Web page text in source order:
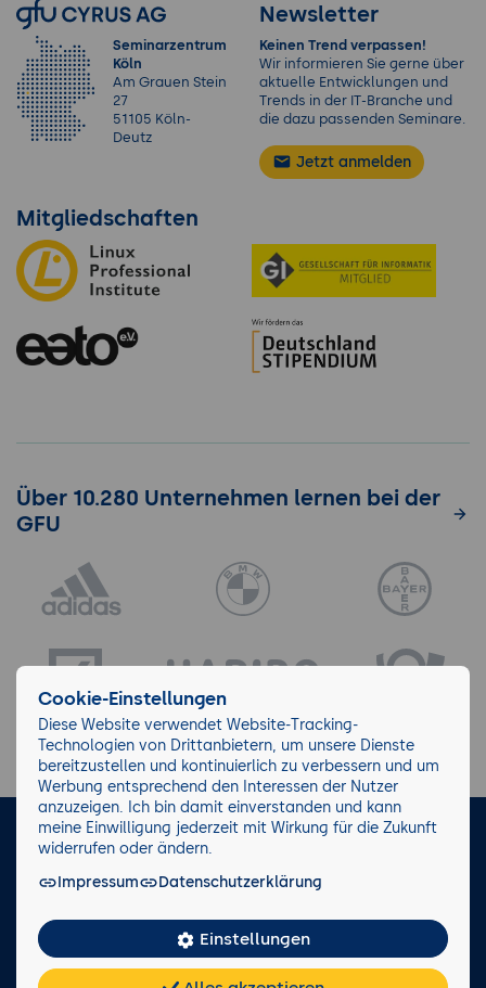
Seminarzentrum
Köln
Am Grauen Stein
27
51105 Köln-
Deutz
Newsletter
Keinen Trend verpassen!
Wir informieren Sie gerne über
aktuelle Entwicklungen und
Trends in der IT-Branche und
die dazu passenden Seminare.
Jetzt anmelden
Mitgliedschaften
Über 10.280 Unternehmen lernen bei der
GFU
LinkedIn Facebook
Facts
Cookie-Einstellungen
Diese Website verwendet Website-Tracking-
Technologien von Drittanbietern, um unsere Dienste
bereitzustellen und kontinuierlich zu verbessern und um
Werbung entsprechend den Interessen der Nutzer
anzuzeigen. Ich bin damit einverstanden und kann
meine Einwilligung jederzeit mit Wirkung für die Zukunft
widerrufen oder ändern.
Impressum
Datenschutzerklärung
Einstellungen